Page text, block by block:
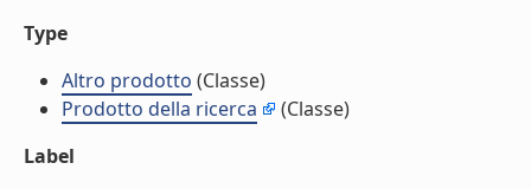
Type
Altro prodotto (Classe)
Prodotto della ricerca
(Classe)
Label